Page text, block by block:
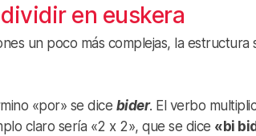
en euskera
un poco más complejas, la estructura
«por» se dice bider. El verbo
claro sería «2 x 2», que se dice «bi